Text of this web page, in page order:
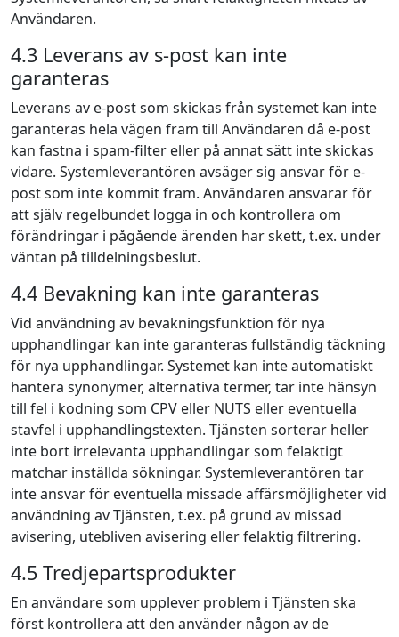
Användaren.
4.3 Leverans av s-post kan inte
garanteras
Leverans av e-post som skickas från systemet kan inte
garanteras hela vägen fram till Användaren då e-post
kan fastna i spam-filter eller på annat sätt inte skickas
vidare. Systemleverantören avsäger sig ansvar för e-
post som inte kommit fram. Användaren ansvarar för
att själv regelbundet logga in och kontrollera om
förändringar i pågående ärenden har skett, t.ex. under
väntan på tilldelningsbeslut.
4.4 Bevakning kan inte garanteras
Vid användning av bevakningsfunktion för nya
upphandlingar kan inte garanteras fullständig täckning
för nya upphandlingar. Systemet kan inte automatiskt
hantera synonymer, alternativa termer, tar inte hänsyn
till fel i kodning som CPV eller NUTS eller eventuella
stavfel i upphandlingstexten. Tjänsten sorterar heller
inte bort irrelevanta upphandlingar som felaktigt
matchar inställda sökningar. Systemleverantören tar
inte ansvar för eventuella missade affärsmöjligheter vid
användning av Tjänsten, t.ex. på grund av missad
avisering, utebliven avisering eller felaktig filtrering.
4.5 Tredjepartsprodukter
En användare som upplever problem i Tjänsten ska
först kontrollera att den använder någon av de